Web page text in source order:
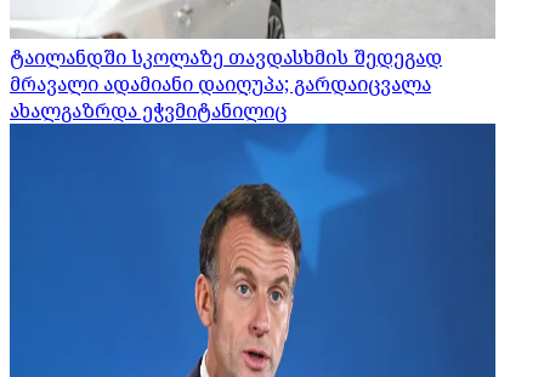
ტაილანდში სკოლაზე თავდასხმის შედეგად
მრავალი ადამიანი დაიღუპა; გარდაიცვალა
ახალგაზრდა ეჭვმიტანილიც